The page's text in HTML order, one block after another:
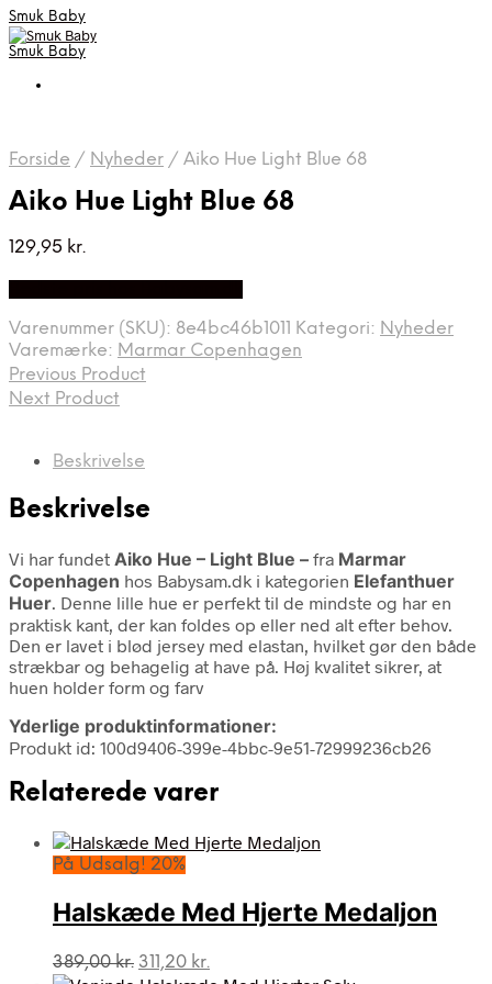
Smuk Baby
Smuk Baby
Forside / Nyheder / Aiko Hue Light Blue 68
Aiko Hue Light Blue 68
129,95 kr.
Varenummer (SKU): 8e4bc46b1011 Kategori: Nyheder
Varemærke: Marmar Copenhagen
Previous Product
Next Product
Beskrivelse
Beskrivelse
Vi har fundet Aiko Hue – Light Blue – fra Marmar
Copenhagen hos Babysam.dk i kategorien Elefanthuer
Huer. Denne lille hue er perfekt til de mindste og har en
praktisk kant, der kan foldes op eller ned alt efter behov.
Den er lavet i blød jersey med elastan, hvilket gør den både
strækbar og behagelig at have på. Høj kvalitet sikrer, at
huen holder form og farv
Yderlige produktinformationer:
Produkt id: 100d9406-399e-4bbc-9e51-72999236cb26
Relaterede varer
På Udsalg! 20%
Halskæde Med Hjerte Medaljon
389,00kr. Den
311,20 kr.